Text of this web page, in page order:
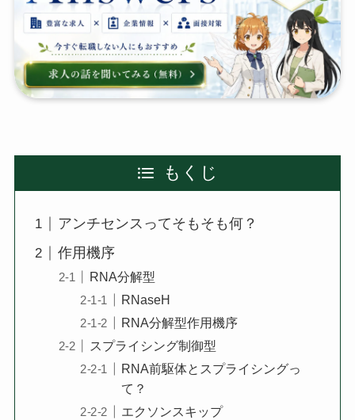
もくじ
アンチセンスってそもそも何？
作用機序
RNA分解型
RNaseH
RNA分解型作用機序
スプライシング制御型
RNA前駆体とスプライシングっ
て？
エクソンスキップ